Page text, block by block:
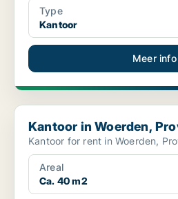
Type
Kantoor
Meer info
Kantoor in Woerden, Province of
Kantoor in Woerden,
Kantoor for rent in Woerden,
Areal
Ca. 40 m2